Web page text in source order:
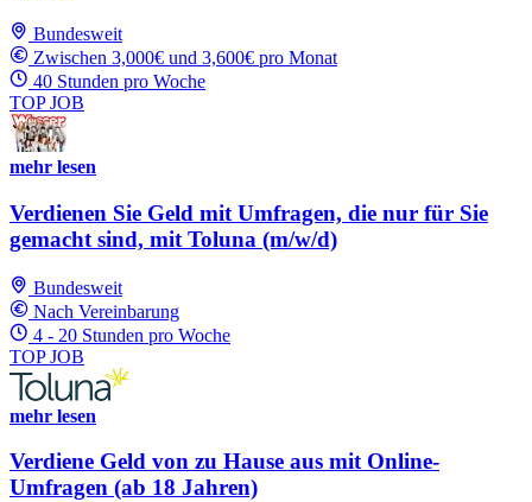
Bundesweit
Zwischen 3,000€ und 3,600€ pro Monat
40 Stunden pro Woche
TOP JOB
mehr lesen
Verdienen Sie Geld mit Umfragen, die nur für Sie
gemacht sind, mit Toluna (m/w/d)
Bundesweit
Nach Vereinbarung
4 - 20 Stunden pro Woche
TOP JOB
mehr lesen
Verdiene Geld von zu Hause aus mit Online-
Umfragen (ab 18 Jahren)